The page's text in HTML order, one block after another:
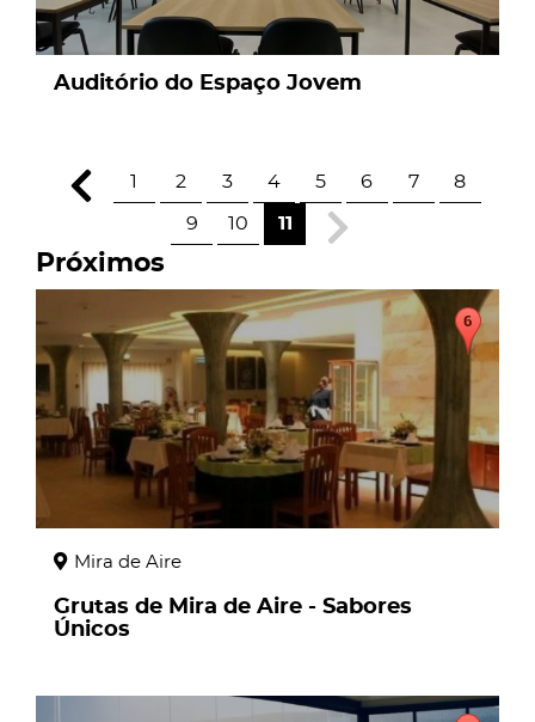
Auditório do Espaço Jovem
1 2 3 4 5 6 7 8
9 10 11
Próximos
Mira de Aire
Grutas de Mira de Aire - Sabores
Únicos